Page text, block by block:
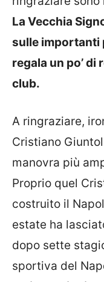
La Vecchia
sulle importanti
regala un po’
club.
A ringraziare,
Cristiano
manovra più
Proprio quel
costruito il
estate ha
dopo sette
sportiva del